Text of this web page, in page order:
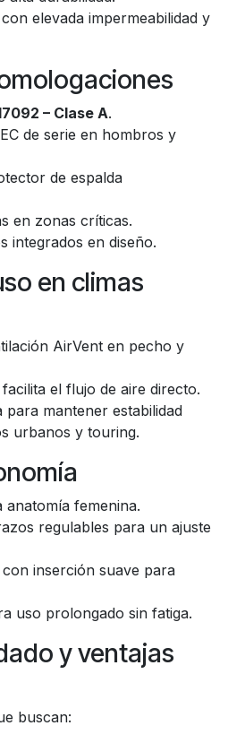
elevada impermeabilidad y
– Clase A.
de serie en hombros y
de espalda
en zonas críticas.
integrados en diseño.
en climas
AirVent en pecho y
el flujo de aire directo.
para mantener estabilidad
urbanos y touring.
anatomía femenina.
regulables para un ajuste
inserción suave para
uso prolongado sin fatiga.
y ventajas
buscan: